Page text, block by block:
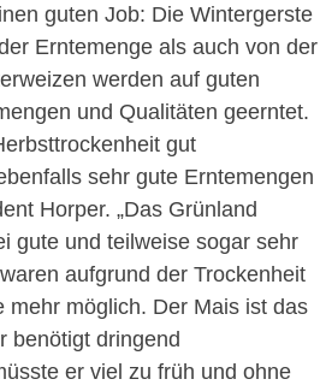
guten Job: Die Wintergerste
Erntemenge als auch von der
werden auf guten
und Qualitäten geerntet.
gut
sehr gute Erntemengen
Horper. „Das Grünland
gute und teilweise sogar sehr
aufgrund der Trockenheit
mehr möglich. Der Mais ist das
benötigt dringend
er viel zu früh und ohne